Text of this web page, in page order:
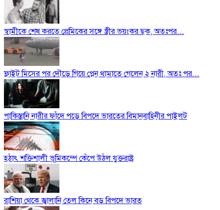
স্বামীকে শেষ করতে প্রেমিকের সঙ্গে স্ত্রীর ভয়ংকর ছক, অতঃপর...
ফ্লাইট মিসের পর দৌড়ে গিয়ে প্লেন থামাতে গেলেন ২ নারী, অতঃ পর...
পাকিস্তানি নারীর ফাঁদে পড়ে বিপদে ভারতের বিমানবাহিনীর পাইলট
হঠাৎ শক্তিশালী ভূমিকম্পে কেঁপে উঠল যুক্তরাষ্ট্র
রাশিয়া থেকে জ্বালানি তেল কিনে বড় বিপদে ভারত